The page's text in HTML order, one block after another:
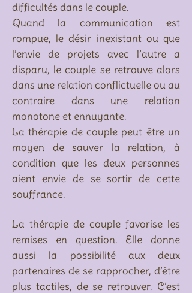
difficultés dans le couple.
Quand la communication est
rompue, le désir inexistant ou que
l’envie de projets avec l’autre a
disparu, le couple se retrouve alors
dans une relation conflictuelle ou au
contraire dans une relation
monotone et ennuyante.
La thérapie de couple peut être un
moyen de sauver la relation, à
condition que les deux personnes
aient envie de se sortir de cette
souffrance.
La thérapie de couple favorise les
remises en question. Elle donne
aussi la possibilité aux deux
partenaires de se rapprocher, d’être
plus tactiles, de se retrouver. C’est